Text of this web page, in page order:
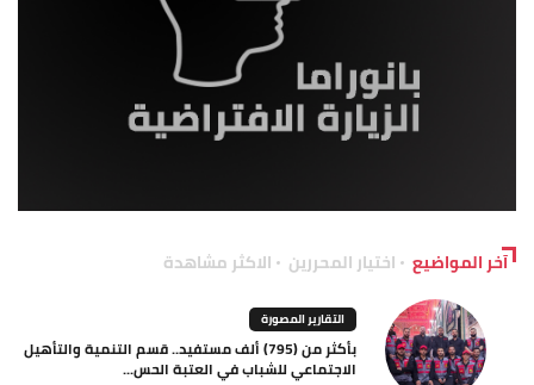
آخر المواضيع اختيار المحررين الاكثر مشاهدة
التقارير المصورة
بأكثر من (795) ألف مستفيد.. قسم التنمية والتأهيل
الاجتماعي للشباب في العتبة الحس...